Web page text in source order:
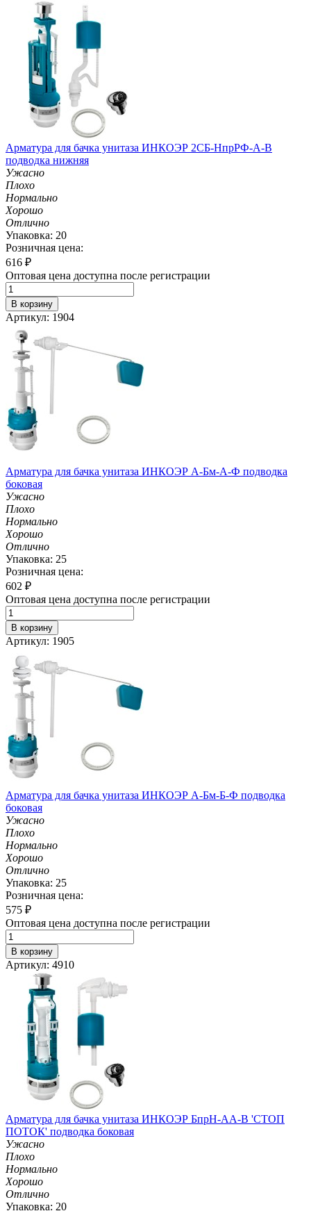
Арматура для бачка унитаза ИНКОЭР 2СБ-НпрРФ-А-В
подводка нижняя
Ужасно
Плохо
Нормально
Хорошо
Отлично
Упаковка: 20
Розничная цена:
616 ₽
Оптовая цена доступна после регистрации
В корзину
Артикул: 1904
Арматура для бачка унитаза ИНКОЭР А-Бм-А-Ф подводка
боковая
Ужасно
Плохо
Нормально
Хорошо
Отлично
Упаковка: 25
Розничная цена:
602 ₽
Оптовая цена доступна после регистрации
В корзину
Артикул: 1905
Арматура для бачка унитаза ИНКОЭР А-Бм-Б-Ф подводка
боковая
Ужасно
Плохо
Нормально
Хорошо
Отлично
Упаковка: 25
Розничная цена:
575 ₽
Оптовая цена доступна после регистрации
В корзину
Артикул: 4910
Арматура для бачка унитаза ИНКОЭР БпрН-АА-В 'СТОП
ПОТОК' подводка боковая
Ужасно
Плохо
Нормально
Хорошо
Отлично
Упаковка: 20